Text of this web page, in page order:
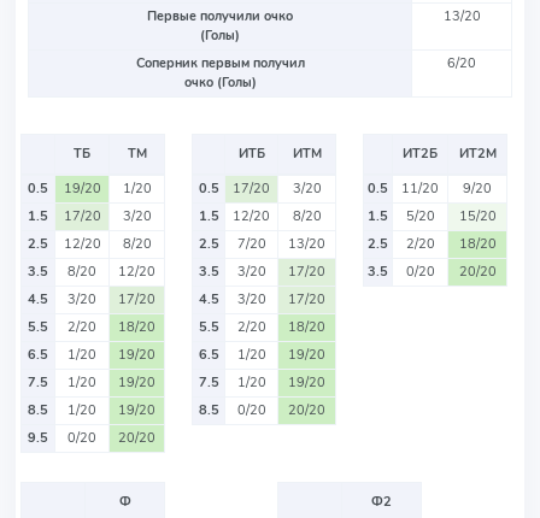
Первые получили очко
(Голы)
13/20
Соперник первым получил
очко (Голы)
6/20
ТБ
ТМ
0.5
19/20
1/20
1.5
17/20
3/20
2.5
12/20
8/20
3.5
8/20
12/20
4.5
3/20
17/20
5.5
2/20
18/20
6.5
1/20
19/20
7.5
1/20
19/20
8.5
1/20
19/20
9.5
0/20 20/20
ИТБ
ИТМ
0.5
17/20
3/20
1.5
12/20
8/20
2.5
7/20
13/20
3.5
3/20
17/20
4.5
3/20
17/20
5.5
2/20
18/20
6.5
1/20
19/20
7.5
1/20
19/20
8.5
0/20 20/20
ИТ2Б
ИТ2М
0.5
11/20
9/20
1.5
5/20
15/20
2.5
2/20
18/20
3.5
0/20 20/20
Ф
Ф2